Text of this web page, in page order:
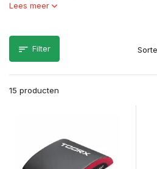
Lees meer
Filter
15 producten